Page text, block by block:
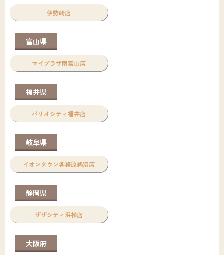
伊勢崎店
富山県
マイプラザ南富山店
福井県
パリオシティ福井店
岐阜県
イオンタウン各務原鵜沼店
静岡県
ザザシティ浜松店
大阪府